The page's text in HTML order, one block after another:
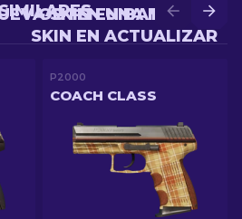
OBTÉN UNA MEJOR
SKIN EN ACTUALIZAR
SKIN EN BATALLA
P2000
COACH CLASS